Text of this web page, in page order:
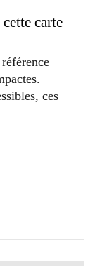
carte
ces